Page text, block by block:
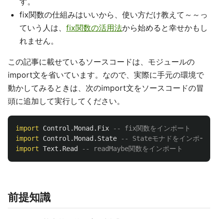
fix関数の仕組みはいいから、使い方だけ教えて～～っ
ていう人は、 fix関数の活用法から始めると幸せかもし
れません。
この記事に載せているソースコードは、モジュールの
import文を省いています。なので、実際に手元の環境で
動かしてみるときは、次のimport文をソースコードの冒
頭に追加して実行してください。
import Control.Monad.Fix
-- fix関数をインポート
import
Control.Monad.State
-- Stateモナドをインポート
import Text.Read -- readMaybe関数をインポート
前提知識